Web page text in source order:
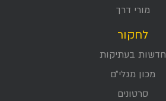
מורי דרך
לחקור
חדשות בעתיקות
מכון מגלי״ם
סרטונים